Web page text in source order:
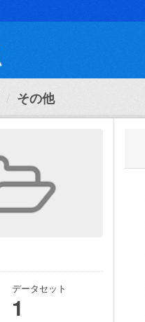
その他
データセット
1